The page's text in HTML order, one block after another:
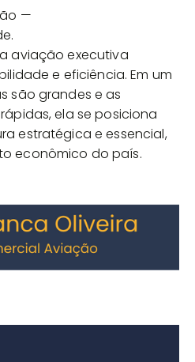
—
aviação executiva
e eficiência. Em um
são grandes e as
ela se posiciona
estratégica e essencial,
econômico do país.